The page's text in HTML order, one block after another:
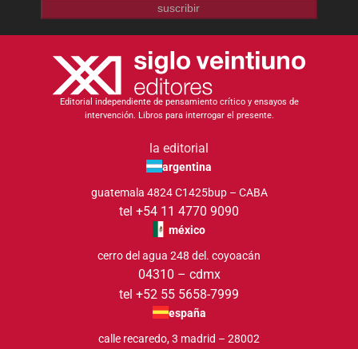
suscribir
Editorial independiente de pensamiento crítico y ensayos de
intervención. Libros para interrogar el presente.
la editorial
argentina
guatemala 4824 C1425bup – CABA
tel +54 11 4770 9090
méxico
cerro del agua 248 del. coyoacán
04310 – cdmx
tel +52 55 5658-7999
españa
calle recaredo, 3 madrid – 28002